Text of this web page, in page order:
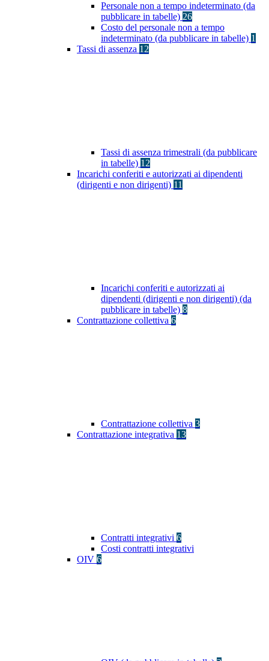
Personale non a tempo indeterminato (da
pubblicare in tabelle) 26
Costo del personale non a tempo
indeterminato (da pubblicare in tabelle) 1
Tassi di assenza 12
Tassi di assenza trimestrali (da pubblicare
in tabelle) 12
Incarichi conferiti e autorizzati ai dipendenti
(dirigenti e non dirigenti) 11
Incarichi conferiti e autorizzati ai
dipendenti (dirigenti e non dirigenti) (da
pubblicare in tabelle) 8
Contrattazione collettiva 6
Contrattazione collettiva 3
Contrattazione integrativa 13
Contratti integrativi 6
Costi contratti integrativi
OIV 6